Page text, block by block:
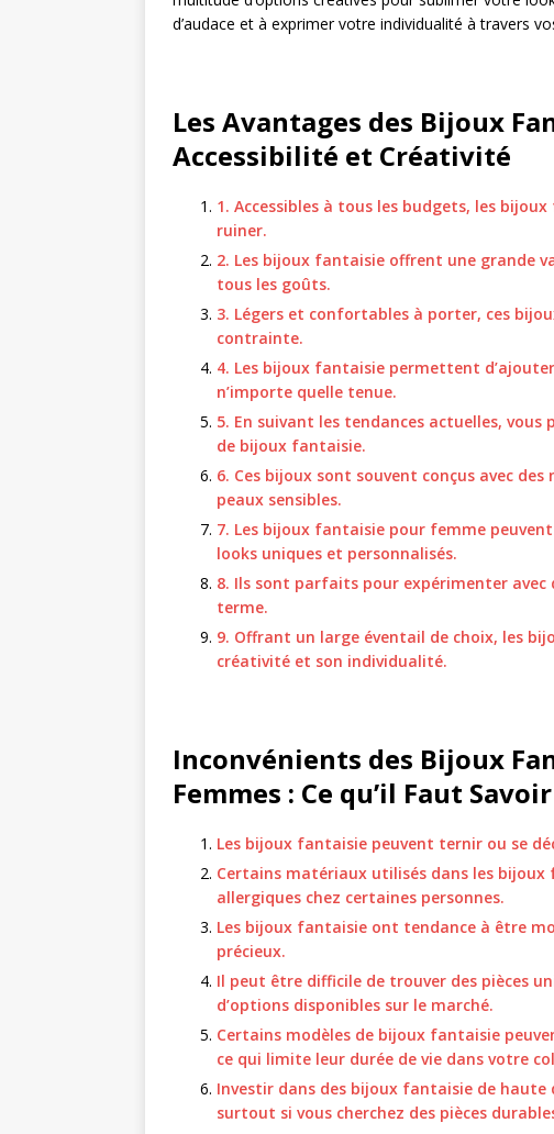
d’audace et à exprimer votre individualité à travers
Les Avantages des Bijoux
Accessibilité et Créativité
1. Accessibles à tous les budgets, les
ruiner.
2. Les bijoux fantaisie offrent une grande
tous les goûts.
3. Légers et confortables à porter, ces
contrainte.
4. Les bijoux fantaisie permettent
n’importe quelle tenue.
5. En suivant les tendances actuelles,
de bijoux fantaisie.
6. Ces bijoux sont souvent conçus avec
peaux sensibles.
7. Les bijoux fantaisie pour femme
looks uniques et personnalisés.
8. Ils sont parfaits pour expérimenter
terme.
9. Offrant un large éventail de choix, les
créativité et son individualité.
Inconvénients des Bijoux
Femmes : Ce qu’il Faut
Les bijoux fantaisie peuvent ternir ou se
Certains matériaux utilisés dans les
allergiques chez certaines personnes.
Les bijoux fantaisie ont tendance à être
précieux.
Il peut être difficile de trouver des pièces
d’options disponibles sur le marché.
Certains modèles de bijoux fantaisie
ce qui limite leur durée de vie dans votre
Investir dans des bijoux fantaisie de
surtout si vous cherchez des pièces